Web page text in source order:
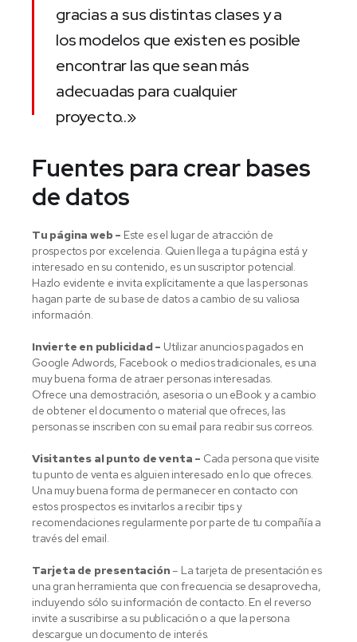
gracias a sus distintas clases y a
los modelos que existen es posible
encontrar las que sean más
adecuadas para cualquier
proyecto..»
Fuentes para crear bases
de datos
Tu página web – Este es el lugar de atracción de
prospectos por excelencia. Quien llega a tu página está y
interesado en su contenido, es un suscriptor potencial.
Hazlo evidente e invita explícitamente a que las personas
hagan parte de su base de datos a cambio de su valiosa
información.
Invierte en publicidad – Utilizar anuncios pagados en
Google Adwords, Facebook o medios tradicionales, es una
muy buena forma de atraer personas interesadas.
Ofrece una demostración, asesoria o un eBook y a cambio
de obtener el documento o material que ofreces, las
personas se inscriben con su email para recibir sus correos.
Visitantes al punto de venta – Cada persona que visite
tu punto de venta es alguien interesado en lo que ofreces.
Una muy buena forma de permanecer en contacto con
estos prospectos es invitarlos a recibir tips y
recomendaciones regularmente por parte de tu compañía a
través del email.
Tarjeta de presentación – La tarjeta de presentación es
una gran herramienta que con frecuencia se desaprovecha,
incluyendo sólo su información de contacto. En el reverso
invite a suscribirse a su publicación o a que la persona
descargue un documento de interés.